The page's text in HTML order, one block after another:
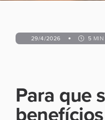
29/4/2026 5
Para que